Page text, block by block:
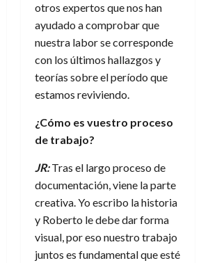
otros expertos que nos han
ayudado a comprobar que
nuestra labor se corresponde
con los últimos hallazgos y
teorías sobre el período que
estamos reviviendo.
¿Cómo es vuestro proceso
de trabajo?
JR:Tras el largo proceso de
documentación, viene la parte
creativa. Yo escribo la historia
y Roberto le debe dar forma
visual, por eso nuestro trabajo
juntos es fundamental que esté